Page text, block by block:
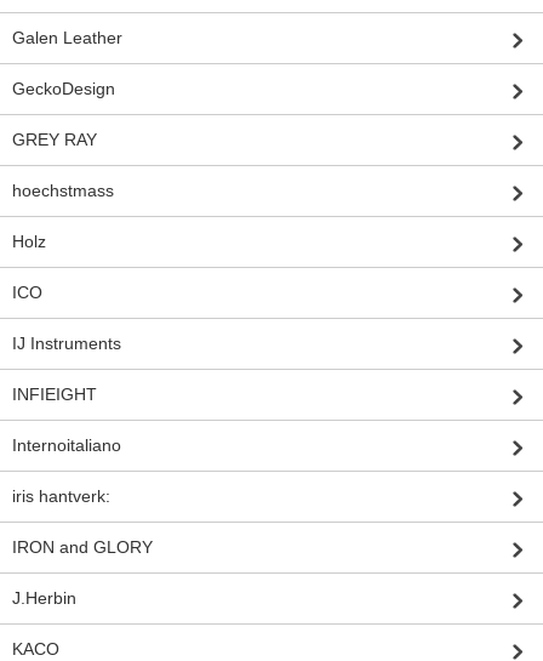
Galen Leather
GeckoDesign
GREY RAY
hoechstmass
Holz
ICO
IJ Instruments
INFIEIGHT
Internoitaliano
iris hantverk:
IRON and GLORY
J.Herbin
KACO